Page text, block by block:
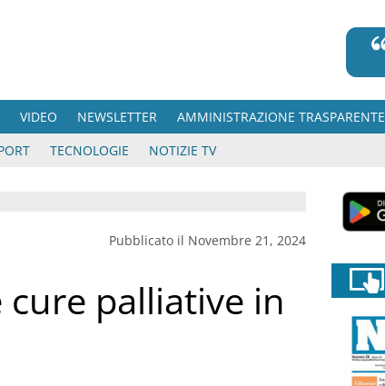
VIDEO NEWSLETTER AMMINISTRAZIONE TRASPARENTE
TECNOLOGIE NOTIZIE TV
Pubblicato il Novembre 21, 2024
palliative in